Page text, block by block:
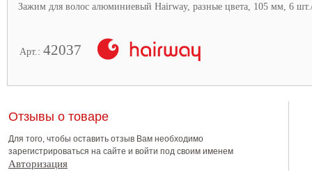
Зажим для волос алюминиевый Hairway, разные цвета, 105 мм, 6
Арт.: 42037
Отзывы о товаре
Для того, чтобы оставить отзыв Вам необходимо
зарегистрироваться на сайте и войти под своим именем
Авторизация